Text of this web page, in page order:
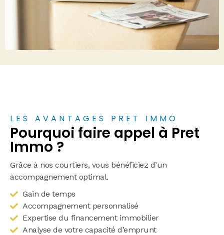
LES AVANTAGES PRET IMMO
Pourquoi faire appel à Pret
Immo ?
Grâce à nos courtiers, vous bénéficiez d’un
accompagnement optimal.
Gain de temps
Accompagnement personnalisé
Expertise du financement immobilier
Analyse de votre capacité d’emprunt